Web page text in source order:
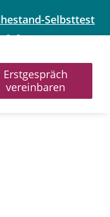
Selbsttest
0 €
Erstgespräch
vereinbaren